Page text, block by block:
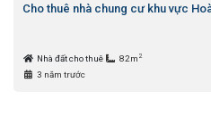
Cho thuê nhà chung cư khu vực
Nhà đất cho thuê 82m 2
3 năm trước